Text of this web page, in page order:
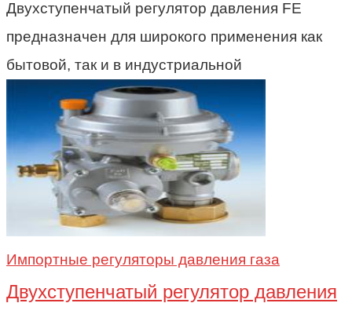
Двухступенчатый регулятор давления FE
предназначен для широкого применения как
бытовой, так и в индустриальной
Импортные регуляторы давления газа
Двухступенчатый регулятор давления